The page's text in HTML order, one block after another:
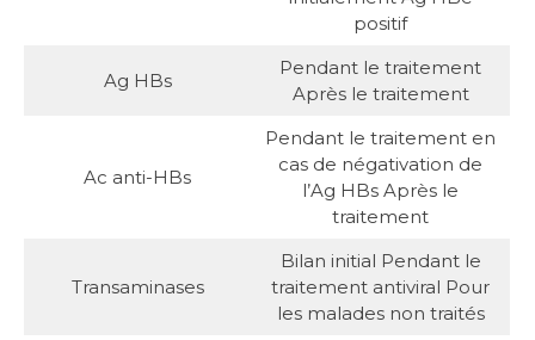
positif
Ag HBs
Pendant le traitement
Après le traitement
Ac anti-HBs
Pendant le traitement en
cas de négativation de
l’Ag HBs Après le
traitement
Transaminases
Bilan initial Pendant le
traitement antiviral Pour
les malades non traités